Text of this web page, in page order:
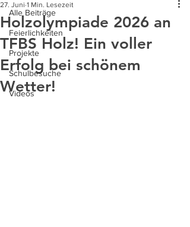
Alle Beiträge
Feierlichkeiten
Projekte
Schulbesuche
Videos
Holzolympiade 2026 an
TFBS Holz! Ein voller
Erfolg bei schönem
Wetter!
27. Juni 1 Min. Lesezeit